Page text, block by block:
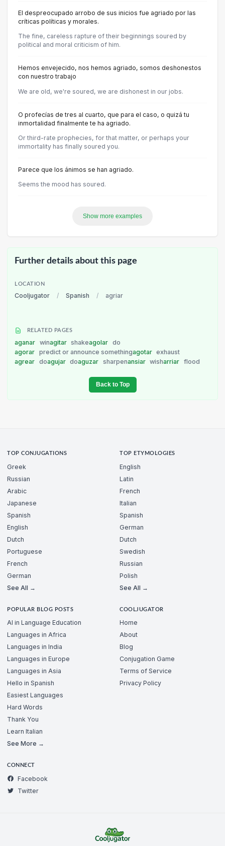
El despreocupado arrobo de sus inicios fue agriado por las
críticas políticas y morales.
The fine, careless rapture of their beginnings soured by
political and moral criticism of him.
Hemos envejecido, nos hemos agriado, somos deshonestos
con nuestro trabajo
We are old, we're soured, we are dishonest in our jobs.
O profecías de tres al cuarto, que para el caso, o quizá tu
inmortalidad finalmente te ha agriado.
Or third-rate prophecies, for that matter, or perhaps your
immortality has finally soured you.
Parece que los ánimos se han agriado.
Seems the mood has soured.
Show more examples
Further details about this page
LOCATION
Cooljugator / Spanish / agriar
RELATED PAGES
aganar winagitar shakeagolar do
agorar predict or announce somethingagotar exhaust
agrear doagujar doaguzar sharpenansiar wisharriar flood
Back to Top
TOP CONJUGATIONS
Greek
Russian
Arabic
Japanese
Spanish
English
Dutch
Portuguese
French
German
See All →
TOP ETYMOLOGIES
English
Latin
French
Italian
Spanish
German
Dutch
Swedish
Russian
Polish
See All →
POPULAR BLOG POSTS
AI in Language Education
Languages in Africa
Languages in India
Languages in Europe
Languages in Asia
Hello in Spanish
Easiest Languages
Hard Words
Thank You
Learn Italian
See More →
COOLJUGATOR
Home
About
Blog
Conjugation Game
Terms of Service
Privacy Policy
CONNECT
Facebook
Twitter